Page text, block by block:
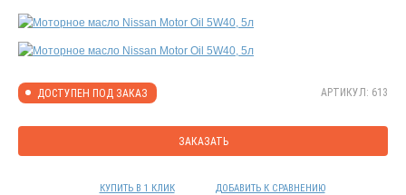
ДОСТУПЕН ПОД ЗАКАЗ АРТИКУЛ: 613
ЗАКАЗАТЬ
КУПИТЬ В 1 КЛИК ДОБАВИТЬ К СРАВНЕНИЮ